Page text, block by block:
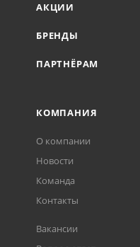
АКЦИИ
БРЕНДЫ
ПАРТНЁРАМ
КОМПАНИЯ
О компании
Новости
Команда
Контакты
Вакансии